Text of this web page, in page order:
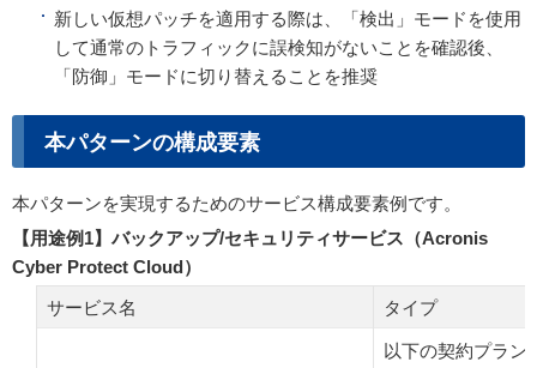
新しい仮想パッチを適用する際は、「検出」モードを使用
して通常のトラフィックに誤検知がないことを確認後、
「防御」モードに切り替えることを推奨
本パターンの構成要素
本パターンを実現するためのサービス構成要素例です。
【用途例1】バックアップ/セキュリティサービス（Acronis
Cyber Protect Cloud）
サービス名
タイプ
以下の契約プラン